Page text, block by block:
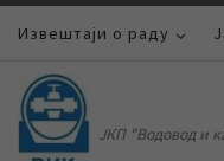
Skip to content
Извештаји о раду
ЈКП "Водовод и